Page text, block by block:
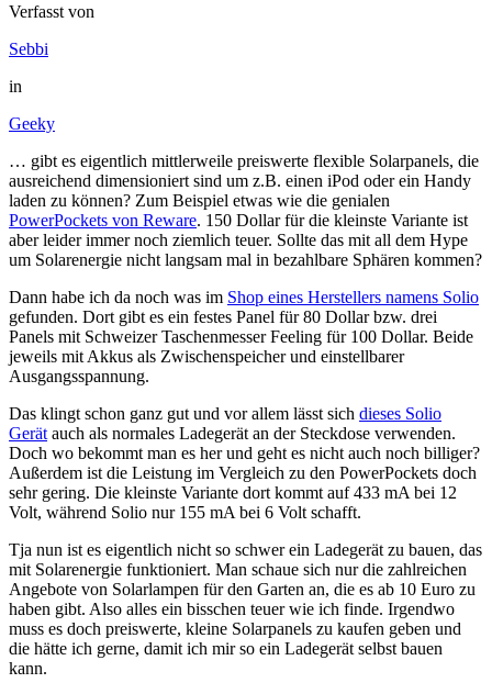
Verfasst von
Sebbi
in
Geeky
… gibt es eigentlich mittlerweile preiswerte flexible Solarpanels, die
ausreichend dimensioniert sind um z.B. einen iPod oder ein Handy
laden zu können? Zum Beispiel etwas wie die genialen
PowerPockets von Reware. 150 Dollar für die kleinste Variante ist
aber leider immer noch ziemlich teuer. Sollte das mit all dem Hype
um Solarenergie nicht langsam mal in bezahlbare Sphären kommen?
Dann habe ich da noch was im Shop eines Herstellers namens Solio
gefunden. Dort gibt es ein festes Panel für 80 Dollar bzw. drei
Panels mit Schweizer Taschenmesser Feeling für 100 Dollar. Beide
jeweils mit Akkus als Zwischenspeicher und einstellbarer
Ausgangsspannung.
Das klingt schon ganz gut und vor allem lässt sich dieses Solio
Gerät auch als normales Ladegerät an der Steckdose verwenden.
Doch wo bekommt man es her und geht es nicht auch noch billiger?
Außerdem ist die Leistung im Vergleich zu den PowerPockets doch
sehr gering. Die kleinste Variante dort kommt auf 433 mA bei 12
Volt, während Solio nur 155 mA bei 6 Volt schafft.
Tja nun ist es eigentlich nicht so schwer ein Ladegerät zu bauen, das
mit Solarenergie funktioniert. Man schaue sich nur die zahlreichen
Angebote von Solarlampen für den Garten an, die es ab 10 Euro zu
haben gibt. Also alles ein bisschen teuer wie ich finde. Irgendwo
muss es doch preiswerte, kleine Solarpanels zu kaufen geben und
die hätte ich gerne, damit ich mir so ein Ladegerät selbst bauen
kann.